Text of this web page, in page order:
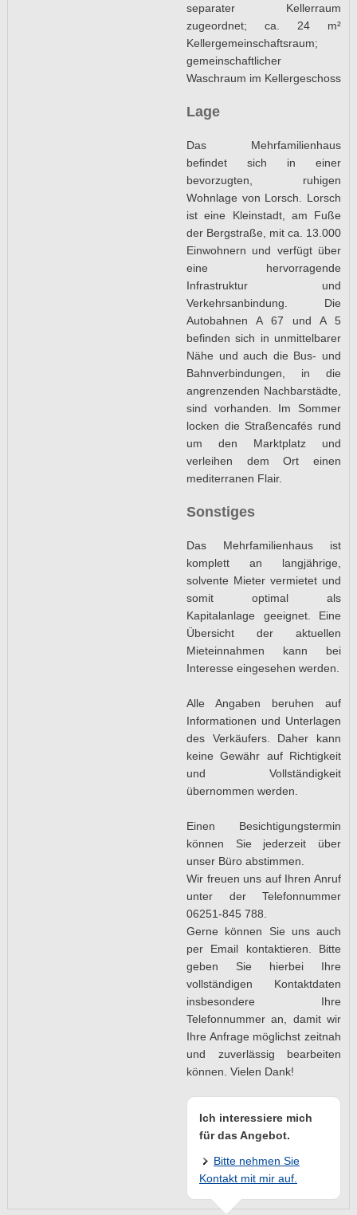
separater Kellerraum
zugeordnet; ca. 24 m²
Kellergemeinschaftsraum;
gemeinschaftlicher
Waschraum im Kellergeschoss
Lage
Das Mehrfamilienhaus
befindet sich in einer
bevorzugten, ruhigen
Wohnlage von Lorsch. Lorsch
ist eine Kleinstadt, am Fuße
der Bergstraße, mit ca. 13.000
Einwohnern und verfügt über
eine hervorragende
Infrastruktur und
Verkehrsanbindung. Die
Autobahnen A 67 und A 5
befinden sich in unmittelbarer
Nähe und auch die Bus- und
Bahnverbindungen, in die
angrenzenden Nachbarstädte,
sind vorhanden. Im Sommer
locken die Straßencafés rund
um den Marktplatz und
verleihen dem Ort einen
mediterranen Flair.
Sonstiges
Das Mehrfamilienhaus ist
komplett an langjährige,
solvente Mieter vermietet und
somit optimal als
Kapitalanlage geeignet. Eine
Übersicht der aktuellen
Mieteinnahmen kann bei
Interesse eingesehen werden.
Alle Angaben beruhen auf
Informationen und Unterlagen
des Verkäufers. Daher kann
keine Gewähr auf Richtigkeit
und Vollständigkeit
übernommen werden.
Einen Besichtigungstermin
können Sie jederzeit über
unser Büro abstimmen.
Wir freuen uns auf Ihren Anruf
unter der Telefonnummer
06251-845 788.
Gerne können Sie uns auch
per Email kontaktieren. Bitte
geben Sie hierbei Ihre
vollständigen Kontaktdaten
insbesondere Ihre
Telefonnummer an, damit wir
Ihre Anfrage möglichst zeitnah
und zuverlässig bearbeiten
können. Vielen Dank!
Ich interessiere mich
für das Angebot.
Bitte nehmen Sie
Kontakt mit mir auf.